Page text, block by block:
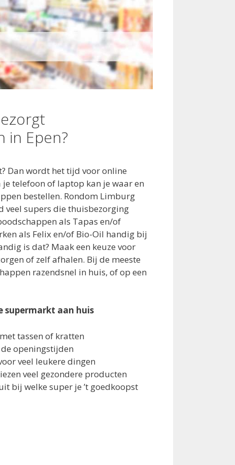
in Epen?
Dan wordt het tijd voor online
telefoon of laptop kan je waar en
bestellen. Rondom Limburg
veel supers die thuisbezorging
als Tapas en/of
als Felix en/of Bio-Oil handig bij
is dat? Maak een keuze voor
of zelf afhalen. Bij de meeste
razendsnel in huis, of op een
supermarkt aan huis
tassen of kratten
de openingstijden
veel leukere dingen
veel gezondere producten
bij welke super je ’t goedkoopst